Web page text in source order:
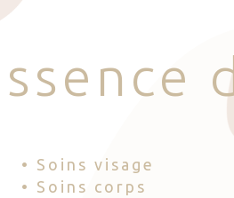
sse nce d
• Soins visage
• Soins corps